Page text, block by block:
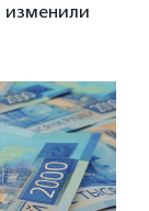
изменили